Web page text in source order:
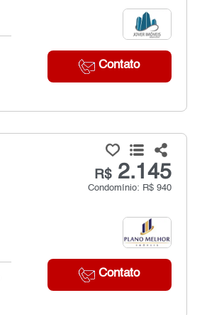
Contato
R$2.145
Condomínio: R$ 940
Contato